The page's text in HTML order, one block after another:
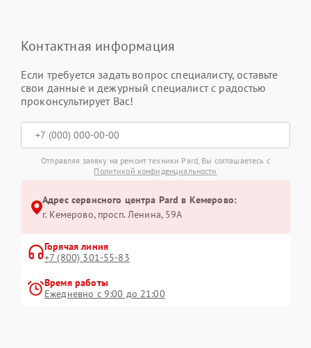
Контактная информация
Если требуется задать вопрос специалисту, оставьте
свои данные и дежурный специалист с радостью
проконсультирует Вас!
Отправляя заявку на ремонт техники Pard, Вы соглашаетесь с
Политикой конфиденциальности
Адрес сервисного центра Pard в Кемерово:
г. Кемерово, просп. Ленина, 59А
Горячая линия
+7 (800) 301-55-83
Время работы
Ежедневно с 9:00 до 21:00